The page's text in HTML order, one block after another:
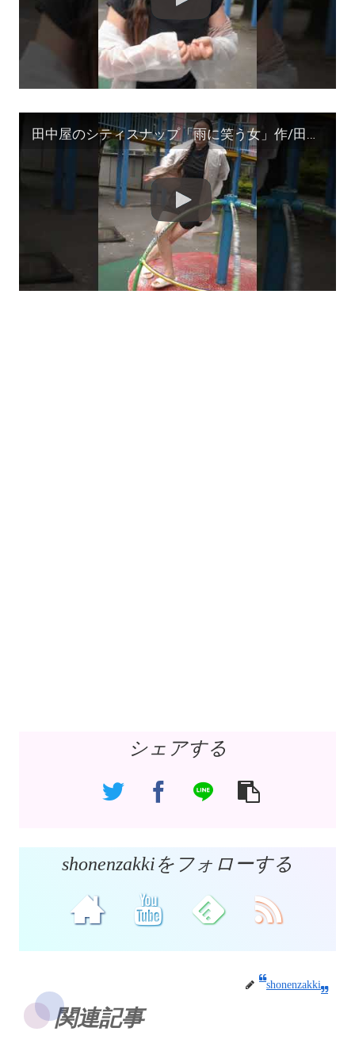
田中屋のシティスナップ「雨に笑う女」作/田中宏明 #shorts #モデル募集
シェアする
shonenzakkiをフォローする
shonenzakki
関連記事